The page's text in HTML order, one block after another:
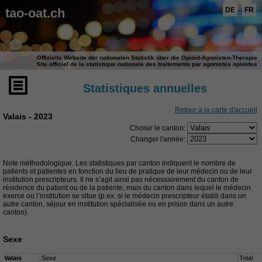
tao-oat.ch
Offizielle Website der nationalen Statistik über die Opioid-Agonisten-Therapie
Site officiel de la statistique nationale des traitements par agonistes opioïdes
DE FR
Statistiques annuelles
Retour à la carte d'accueil
Choisir le canton:
Changer l'année:
Valais - 2023
Note méthodologique: Les statistiques par canton indiquent le nombre de
patients et patientes en fonction du lieu de pratique de leur médecin ou de leur
institution prescripteurs. Il ne s’agit ainsi pas nécessairement du canton de
résidence du patient ou de la patiente, mais du canton dans lequel le médecin
exerce ou l’institution se situe (p.ex. si le médecin prescripteur établi dans un
autre canton, séjour en institution spécialisée ou en prison dans un autre
canton).
Sexe
Valais
Sexe
Total